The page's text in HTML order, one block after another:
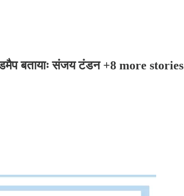
बतायाः संजय टंडन +8 more stories